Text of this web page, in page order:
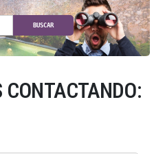
BUSCAR
CONTACTANDO: